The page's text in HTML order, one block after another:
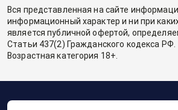
Вся представленная на сайте
информационный характер и ни при
является публичной офертой,
Статьи 437(2) Гражданского кодекса РФ.
Возрастная категория 18+.